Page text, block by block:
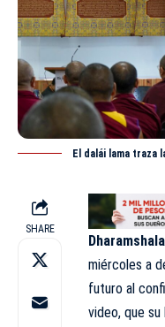
El dalái lama traza
SHARE
miércoles a
futuro al
video, que